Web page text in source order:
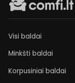
Visi baldai
Minkšti baldai
Korpusiniai baldai